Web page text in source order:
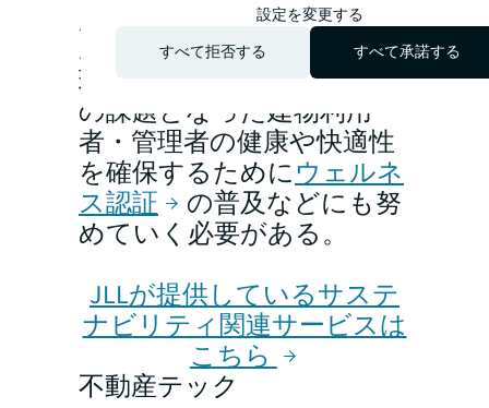
展するネット・ゼロ・カー
ボンビル（ZEBビル）の実
現、新型コロナを機に喫緊
の課題となった建物利用
者・管理者の健康や快適性
を確保するためにウェルネ
ス認証
の普及などにも努
めていく必要がある。
JLLが提供しているサステ
ナビリティ関連サービスは
こちら
不動産テック
設定を変更する
すべて拒否する
すべて承諾する